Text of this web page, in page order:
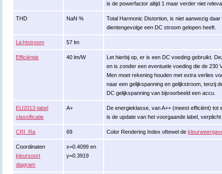
is de powerfactor altijd 1 maar verder niet
THD NaN %
Total Harmonic Distortion, is niet aanwezig
dientengevolge een DC stroom gelopen heeft.
Lichtstroom 57 lm
Efficiëntie 40 lm/W
Let hierbij op, er is een DC voeding gebruikt.
en is zonder een eventuele voeding die de 230
Men moet rekening houden met extra verlies
naar een gelijkspanning en gelijkstroom, tenzij
DC gelijkspanning van bijvoorbeeld een accu.
EU2013-label
classificatie
A+
De energieklasse, van A++ (meest efficiënt) tot
is de update van het voorgaande label,
CRI_Ra 69 Color Rendering Index oftewel de
Coordinaten
kleursoort
diagram
x=0.4099 en
y=0.3919